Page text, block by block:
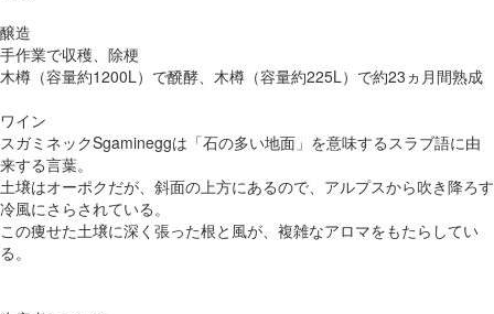
醸造
手作業で収穫、除梗
木樽（容量約1200L）で醗酵、木樽（容量約225L）で約23ヵ月間熟成
ワイン
スガミネックSgamineggは「石の多い地面」を意味するスラブ語に由
来する言葉。
土壌はオーポクだが、斜面の上方にあるので、アルプスから吹き降ろす
冷風にさらされている。
この痩せた土壌に深く張った根と風が、複雑なアロマをもたらしてい
る。